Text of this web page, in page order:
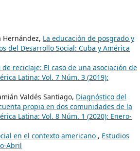
Hernández, La educación de posgrado y
del Desarrollo Social: Cuba y América
reciclaje: El caso de una asociación de
Latina: Vol. 7 Núm. 3 (2019):
Valdés Santiago, Diagnóstico del
propia en dos comunidades de la
Latina: Vol. 8 Núm. 1 (2020): Enero-
en el contexto americano , Estudios
Abril